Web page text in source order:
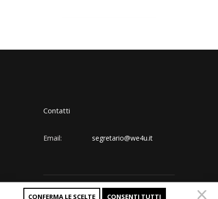
Contatti
Email: segretario@we4u.it
Follow us:
CONFERMA LE SCELTE CONSENTI TUTTI